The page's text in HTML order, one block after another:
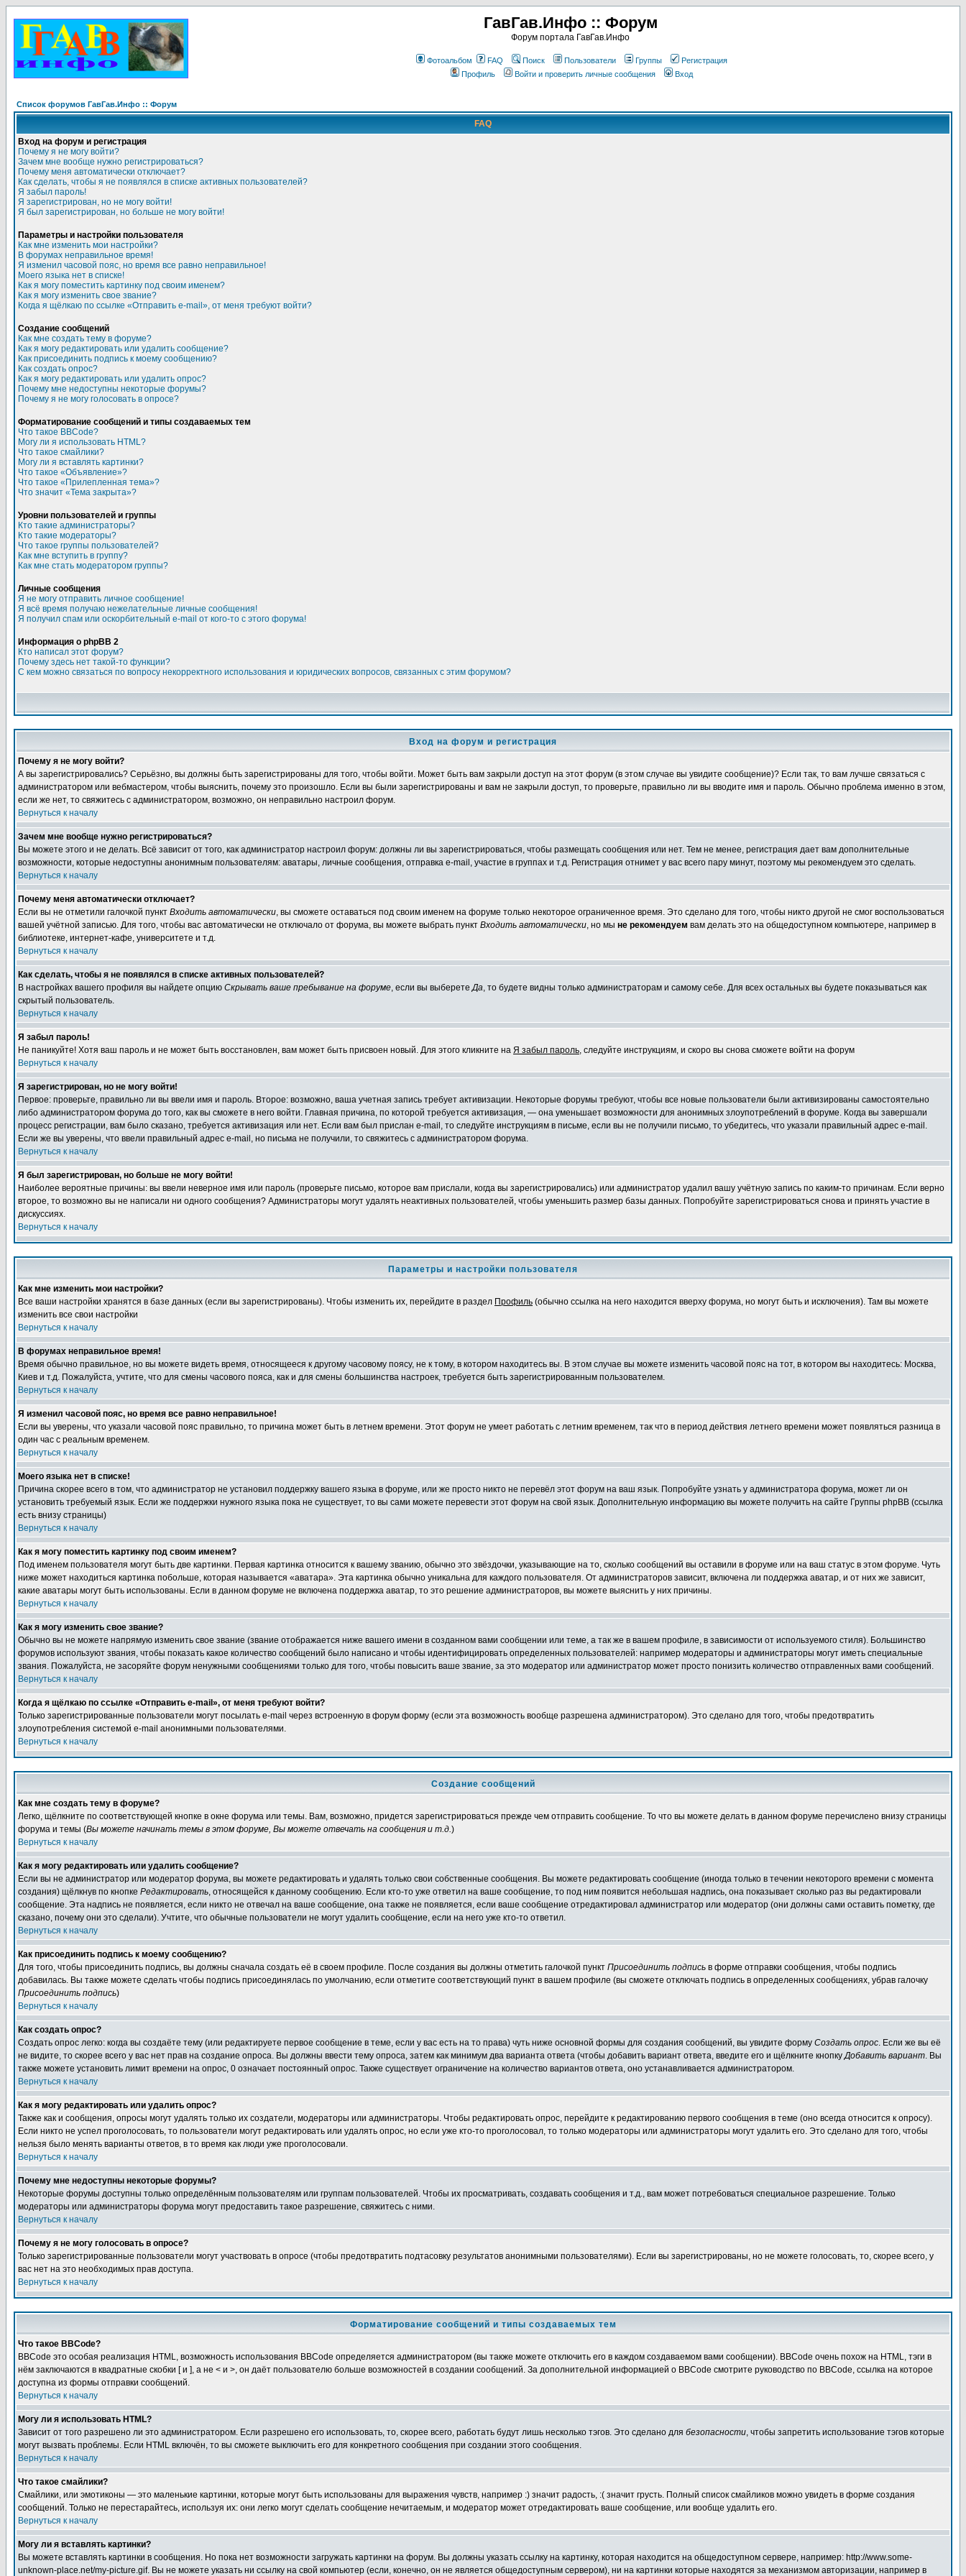
ГавГав.Инфо :: Форум
Форум портала ГавГав.Инфо
Фотоальбом FAQ Поиск Пользователи Группы
Регистрация
Профиль
Войти и проверить личные сообщения Вход
Список форумов ГавГав.Инфо :: Форум
FAQ
Вход на форум и регистрация
Почему я не могу войти?
Зачем мне вообще нужно регистрироваться?
Почему меня автоматически отключает?
Как сделать, чтобы я не появлялся в списке активных пользователей?
Я забыл пароль!
Я зарегистрирован, но не могу войти!
Я был зарегистрирован, но больше не могу войти!
Параметры и настройки пользователя
Как мне изменить мои настройки?
В форумах неправильное время!
Я изменил часовой пояс, но время все равно неправильное!
Моего языка нет в списке!
Как я могу поместить картинку под своим именем?
Как я могу изменить свое звание?
Когда я щёлкаю по ссылке «Отправить e-mail», от меня требуют войти?
Создание сообщений
Как мне создать тему в форуме?
Как я могу редактировать или удалить сообщение?
Как присоединить подпись к моему сообщению?
Как создать опрос?
Как я могу редактировать или удалить опрос?
Почему мне недоступны некоторые форумы?
Почему я не могу голосовать в опросе?
Форматирование сообщений и типы создаваемых тем
Что такое BBCode?
Могу ли я использовать HTML?
Что такое смайлики?
Могу ли я вставлять картинки?
Что такое «Объявление»?
Что такое «Прилепленная тема»?
Что значит «Тема закрыта»?
Уровни пользователей и группы
Кто такие администраторы?
Кто такие модераторы?
Что такое группы пользователей?
Как мне вступить в группу?
Как мне стать модератором группы?
Личные сообщения
Я не могу отправить личное сообщение!
Я всё время получаю нежелательные личные сообщения!
Я получил спам или оскорбительный e-mail от кого-то с этого форума!
Информация о phpBB 2
Кто написал этот форум?
Почему здесь нет такой-то функции?
С кем можно связаться по вопросу некорректного использования и юридических вопросов, связанных с этим форумом?
Вход на форум и регистрация
Почему я не могу войти?
А вы зарегистрировались? Серьёзно, вы должны быть зарегистрированы для того, чтобы войти. Может быть вам закрыли доступ на этот форум (в этом случае вы увидите сообщение)? Если так, то вам лучше связаться с
администратором или вебмастером, чтобы выяснить, почему это произошло. Если вы были зарегистрированы и вам не закрыли доступ, то проверьте, правильно ли вы вводите имя и пароль. Обычно проблема именно в этом,
если же нет, то свяжитесь с администратором, возможно, он неправильно настроил форум.
Вернуться к началу
Зачем мне вообще нужно регистрироваться?
Вы можете этого и не делать. Всё зависит от того, как администратор настроил форум: должны ли вы зарегистрироваться, чтобы размещать сообщения или нет. Тем не менее, регистрация дает вам дополнительные
возможности, которые недоступны анонимным пользователям: аватары, личные сообщения, отправка e-mail, участие в группах и т.д. Регистрация отнимет у вас всего пару минут, поэтому мы рекомендуем это сделать.
Вернуться к началу
Почему меня автоматически отключает?
Если вы не отметили галочкой пункт Входить автоматически, вы сможете оставаться под своим именем на форуме только некоторое ограниченное время. Это сделано для того, чтобы никто другой не смог воспользоваться
вашей учётной записью. Для того, чтобы вас автоматически не отключало от форума, вы можете выбрать пункт Входить автоматически, но мы не рекомендуем вам делать это на общедоступном компьютере, например в
библиотеке, интернет-кафе, университете и т.д.
Вернуться к началу
Как сделать, чтобы я не появлялся в списке активных пользователей?
В настройках вашего профиля вы найдете опцию Скрывать ваше пребывание на форуме, если вы выберетеДа, то будете видны только администраторам и самому себе. Для всех остальных вы будете показываться как
скрытый пользователь.
Вернуться к началу
Я забыл пароль!
Не паникуйте! Хотя ваш пароль и не может быть восстановлен, вам может быть присвоен новый. Для этого кликните на Я забыл пароль, следуйте инструкциям, и скоро вы снова сможете войти на форум
Вернуться к началу
Я зарегистрирован, но не могу войти!
Первое: проверьте, правильно ли вы ввели имя и пароль. Второе: возможно, ваша учетная запись требует активизации. Некоторые форумы требуют, чтобы все новые пользователи были активизированы самостоятельно
либо администратором форума до того, как вы сможете в него войти. Главная причина, по которой требуется активизация, — она уменьшает возможности для анонимных злоупотреблений в форуме. Когда вы завершали
процесс регистрации, вам было сказано, требуется активизация или нет. Если вам был прислан e-mail, то следуйте инструкциям в письме, если вы не получили письмо, то убедитесь, что указали правильный адрес e-mail.
Если же вы уверены, что ввели правильный адрес e-mail, но письма не получили, то свяжитесь с администратором форума.
Вернуться к началу
Я был зарегистрирован, но больше не могу войти!
Наиболее вероятные причины: вы ввели неверное имя или пароль (проверьте письмо, которое вам прислали, когда вы зарегистрировались) или администратор удалил вашу учётную запись по каким-то причинам. Если верно
второе, то возможно вы не написали ни одного сообщения? Администраторы могут удалять неактивных пользователей, чтобы уменьшить размер базы данных. Попробуйте зарегистрироваться снова и принять участие в
дискуссиях.
Вернуться к началу
Параметры и настройки пользователя
Как мне изменить мои настройки?
Все ваши настройки хранятся в базе данных (если вы зарегистрированы). Чтобы изменить их, перейдите в раздел Профиль (обычно ссылка на него находится вверху форума, но могут быть и исключения). Там вы можете
изменить все свои настройки
Вернуться к началу
В форумах неправильное время!
Время обычно правильное, но вы можете видеть время, относящееся к другому часовому поясу, не к тому, в котором находитесь вы. В этом случае вы можете изменить часовой пояс на тот, в котором вы находитесь: Москва,
Киев и т.д. Пожалуйста, учтите, что для смены часового пояса, как и для смены большинства настроек, требуется быть зарегистрированным пользователем.
Вернуться к началу
Я изменил часовой пояс, но время все равно неправильное!
Если вы уверены, что указали часовой пояс правильно, то причина может быть в летнем времени. Этот форум не умеет работать с летним временем, так что в период действия летнего времени может появляться разница в
один час с реальным временем.
Вернуться к началу
Моего языка нет в списке!
Причина скорее всего в том, что администратор не установил поддержку вашего языка в форуме, или же просто никто не перевёл этот форум на ваш язык. Попробуйте узнать у администратора форума, может ли он
установить требуемый язык. Если же поддержки нужного языка пока не существует, то вы сами можете перевести этот форум на свой язык. Дополнительную информацию вы можете получить на сайте Группы phpBB (ссылка
есть внизу страницы)
Вернуться к началу
Как я могу поместить картинку под своим именем?
Под именем пользователя могут быть две картинки. Первая картинка относится к вашему званию, обычно это звёздочки, указывающие на то, сколько сообщений вы оставили в форуме или на ваш статус в этом форуме. Чуть
ниже может находиться картинка побольше, которая называется «аватара». Эта картинка обычно уникальна для каждого пользователя. От администраторов зависит, включена ли поддержка аватар, и от них же зависит,
какие аватары могут быть использованы. Если в данном форуме не включена поддержка аватар, то это решение администраторов, вы можете выяснить у них причины.
Вернуться к началу
Как я могу изменить свое звание?
Обычно вы не можете напрямую изменить свое звание (звание отображается ниже вашего имени в созданном вами сообщении или теме, а так же в вашем профиле, в зависимости от используемого стиля). Большинство
форумов используют звания, чтобы показать какое количество сообщений было написано и чтобы идентифицировать определенных пользователей: например модераторы и администраторы могут иметь специальные
звания. Пожалуйста, не засоряйте форум ненужными сообщениями только для того, чтобы повысить ваше звание, за это модератор или администратор может просто понизить количество отправленных вами сообщений.
Вернуться к началу
Когда я щёлкаю по ссылке «Отправить e-mail», от меня требуют войти?
Только зарегистрированные пользователи могут посылать e-mail через встроенную в форум форму (если эта возможность вообще разрешена администратором). Это сделано для того, чтобы предотвратить
злоупотребления системой e-mail анонимными пользователями.
Вернуться к началу
Создание сообщений
Как мне создать тему в форуме?
Легко, щёлкните по соответствующей кнопке в окне форума или темы. Вам, возможно, придется зарегистрироваться прежде чем отправить сообщение. То что вы можете делать в данном форуме перечислено внизу страницы
форума и темы (Вы можете начинать темы в этом форуме, Вы можете отвечать на сообщения и т.д.)
Вернуться к началу
Как я могу редактировать или удалить сообщение?
Если вы не администратор или модератор форума, вы можете редактировать и удалять только свои собственные сообщения. Вы можете редактировать сообщение (иногда только в течении некоторого времени с момента
создания) щёлкнув по кнопке Редактировать, относящейся к данному сообщению. Если кто-то уже ответил на ваше сообщение, то под ним появится небольшая надпись, она показывает сколько раз вы редактировали
сообщение. Эта надпись не появляется, если никто не отвечал на ваше сообщение, она также не появляется, если ваше сообщение отредактировал администратор или модератор (они должны сами оставить пометку, где
сказано, почему они это сделали). Учтите, что обычные пользователи не могут удалить сообщение, если на него уже кто-то ответил.
Вернуться к началу
Как присоединить подпись к моему сообщению?
Для того, чтобы присоединить подпись, вы должны сначала создать её в своем профиле. После создания вы должны отметить галочкой пункт Присоединить подпись в форме отправки сообщения, чтобы подпись
добавилась. Вы также можете сделать чтобы подпись присоединялась по умолчанию, если отметите соответствующий пункт в вашем профиле (вы сможете отключать подпись в определенных сообщениях, убрав галочку
Присоединить подпись)
Вернуться к началу
Как создать опрос?
Создать опрос легко: когда вы создаёте тему (или редактируете первое сообщение в теме, если у вас есть на то права) чуть ниже основной формы для создания сообщений, вы увидите форму Создать опрос. Если же вы её
не видите, то скорее всего у вас нет прав на создание опроса. Вы должны ввести тему опроса, затем как минимум два варианта ответа (чтобы добавить вариант ответа, введите его и щёлкните кнопкуДобавить вариант. Вы
также можете установить лимит времени на опрос, 0 означает постоянный опрос. Также существует ограничение на количество вариантов ответа, оно устанавливается администратором.
Вернуться к началу
Как я могу редактировать или удалить опрос?
Также как и сообщения, опросы могут удалять только их создатели, модераторы или администраторы. Чтобы редактировать опрос, перейдите к редактированию первого сообщения в теме (оно всегда относится к опросу).
Если никто не успел проголосовать, то пользователи могут редактировать или удалять опрос, но если уже кто-то проголосовал, то только модераторы или администраторы могут удалить его. Это сделано для того, чтобы
нельзя было менять варианты ответов, в то время как люди уже проголосовали.
Вернуться к началу
Почему мне недоступны некоторые форумы?
Некоторые форумы доступны только определённым пользователям или группам пользователей. Чтобы их просматривать, создавать сообщения и т.д., вам может потребоваться специальное разрешение. Только
модераторы или администраторы форума могут предоставить такое разрешение, свяжитесь с ними.
Вернуться к началу
Почему я не могу голосовать в опросе?
Только зарегистрированные пользователи могут участвовать в опросе (чтобы предотвратить подтасовку результатов анонимными пользователями). Если вы зарегистрированы, но не можете голосовать, то, скорее всего, у
вас нет на это необходимых прав доступа.
Вернуться к началу
Форматирование сообщений и типы создаваемых тем
Что такое BBCode?
BBCode это особая реализация HTML, возможность использования BBCode определяется администратором (вы также можете отключить его в каждом создаваемом вами сообщении). BBCode очень похож на HTML, тэги в
нём заключаются в квадратные скобки [ и ], а не < и >, он даёт пользователю больше возможностей в создании сообщений. За дополнительной информацией о BBCode смотрите руководство по BBCode, ссылка на которое
доступна из формы отправки сообщений.
Вернуться к началу
Могу ли я использовать HTML?
Зависит от того разрешено ли это администратором. Если разрешено его использовать, то, скорее всего, работать будут лишь несколько тэгов. Это сделано для безопасности, чтобы запретить использование тэгов которые
могут вызвать проблемы. Если HTML включён, то вы сможете выключить его для конкретного сообщения при создании этого сообщения.
Вернуться к началу
Что такое смайлики?
Смайлики, или эмотиконы — это маленькие картинки, которые могут быть использованы для выражения чувств, например :) значит радость, :( значит грусть. Полный список смайликов можно увидеть в форме создания
сообщений. Только не перестарайтесь, используя их: они легко могут сделать сообщение нечитаемым, и модератор может отредактировать ваше сообщение, или вообще удалить его.
Вернуться к началу
Могу ли я вставлять картинки?
Вы можете вставлять картинки в сообщения. Но пока нет возможности загружать картинки на форум. Вы должны указать ссылку на картинку, которая находится на общедоступном сервере, например: http://www.some-
unknown-place.net/my-picture.gif. Вы не можете указать ни ссылку на свой компьютер (если, конечно, он не является общедоступным сервером), ни на картинки которые находятся за механизмом авторизации, например в